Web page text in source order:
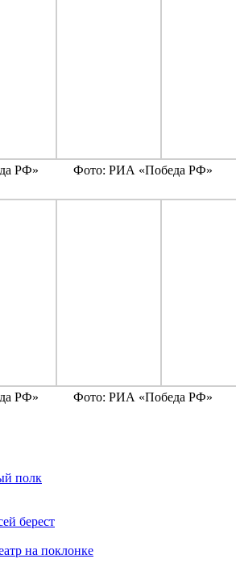
РФ» Фото: РИА «Победа РФ»
РФ» Фото: РИА «Победа РФ»
полк
берест
на поклонке